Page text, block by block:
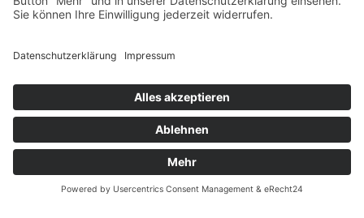
Widerrufsrecht MS
Kontakt
Garantiefall
Batterieverordnung
Ergänzende Allgemeine Geschäftsbedingungen zum
easyCredit-Ratenkauf